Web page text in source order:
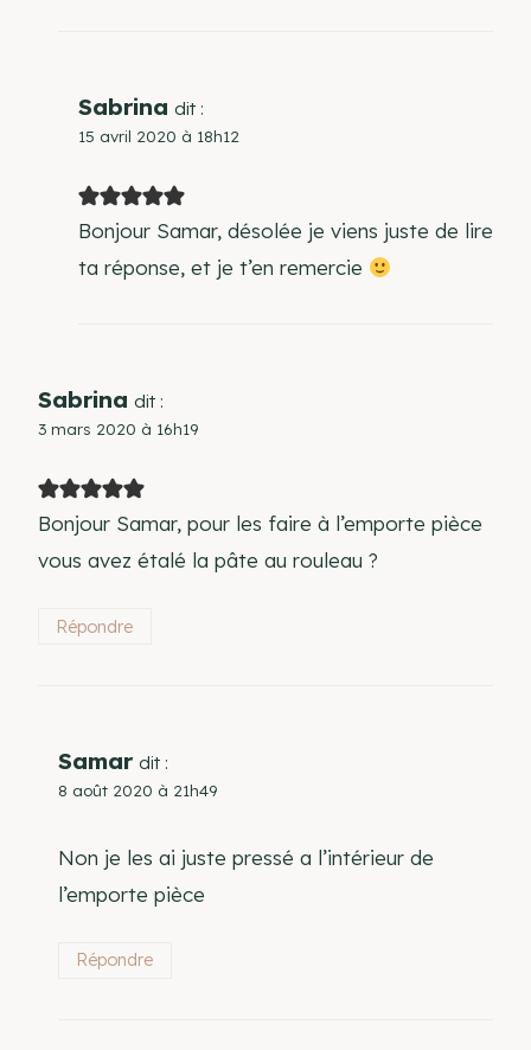
Sabrina dit :
15 avril 2020 à 18h12
Bonjour Samar, désolée je viens juste de lire
ta réponse, et je t’en remercie
Sabrina dit :
3 mars 2020 à 16h19
Bonjour Samar, pour les faire à l’emporte pièce
vous avez étalé la pâte au rouleau ?
Répondre
Samar dit :
8 août 2020 à 21h49
Non je les ai juste pressé a l’intérieur de
l’emporte pièce
Répondre